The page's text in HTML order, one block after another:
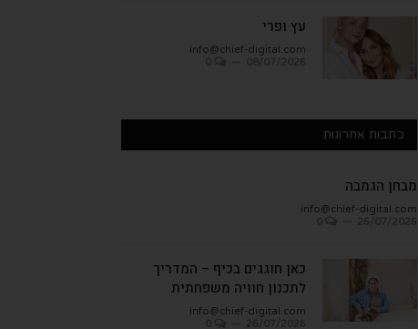
עץ ופרי
info@chief-digital.com
כתבות אחרונות
מבחן הגמבה
info@chief-digital.com
כאן חוגגים בכיף – המדריך
לתכנון חוויה משפחתית
info@chief-digital.com